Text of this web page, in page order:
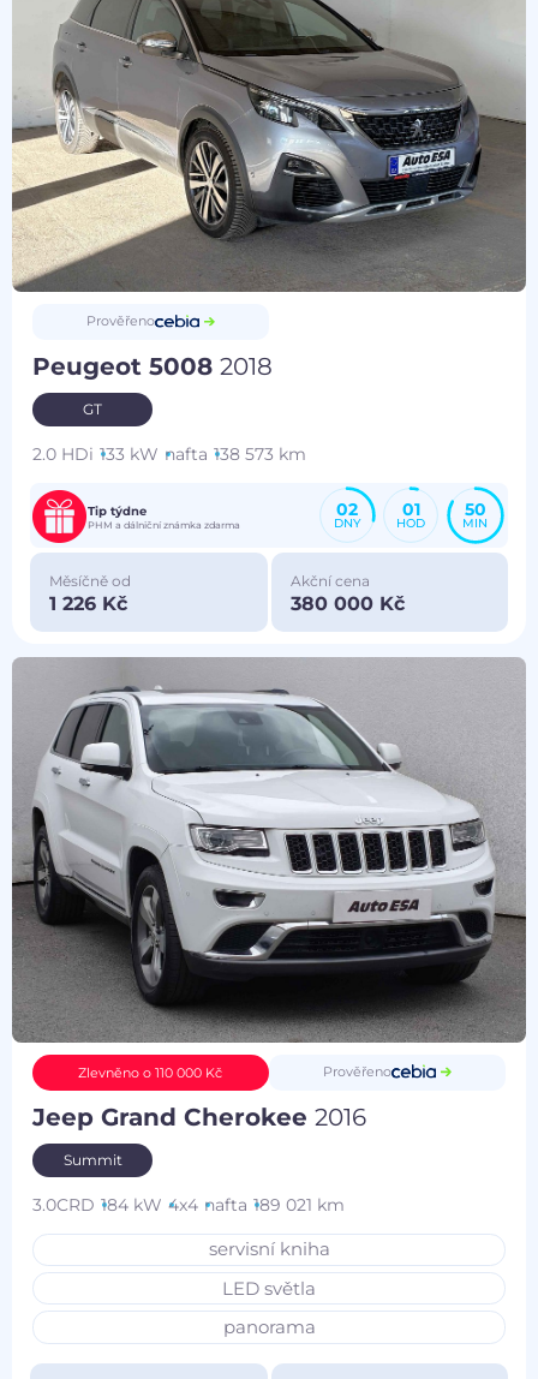
Prověřeno
Peugeot 50082018
GT
2.0 HDi 133 kW nafta 138 573 km
Tip týdne
PHM a dálniční známka zdarma
02
DNY
01
HOD
50
MIN
Měsíčně od
1 226 Kč
Akční cena
380 000 Kč
Zlevněno o 110 000 Kč Prověřeno
Jeep Grand Cherokee2016
Summit
3.0CRD 184 kW 4x4 nafta 189 021 km
servisní kniha
LED světla
panorama